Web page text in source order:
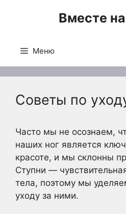
Вместе
Меню
Советы по
Часто мы не осознаем,
наших ног является
красоте, и мы склонны
Ступни —
тела, поэтому мы
уходу за ними.